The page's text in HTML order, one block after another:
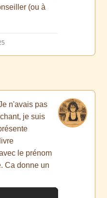
(ou à
n'avais pas
je suis
le prénom
Ca donne un